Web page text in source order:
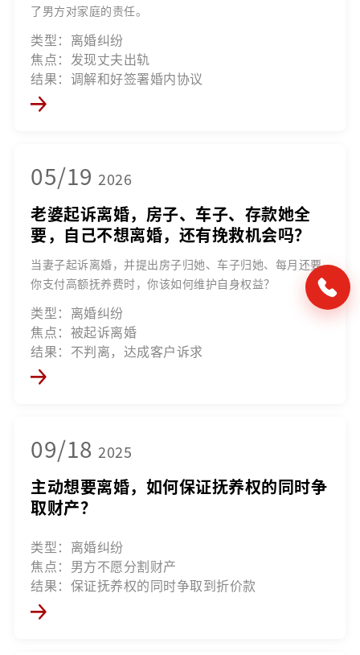
了男方对家庭的责任。
类型：离婚纠纷
焦点：发现丈夫出轨
结果：调解和好签署婚内协议
05/19 2026
老婆起诉离婚，房子、车子、存款她全
要，自己不想离婚，还有挽救机会吗？
当妻子起诉离婚，并提出房子归她、车子归她、每月还要
你支付高额抚养费时，你该如何维护自身权益？
类型：离婚纠纷
焦点：被起诉离婚
结果：不判离，达成客户诉求
09/18 2025
主动想要离婚，如何保证抚养权的同时争
取财产？
类型：离婚纠纷
焦点：男方不愿分割财产
结果：保证抚养权的同时争取到折价款